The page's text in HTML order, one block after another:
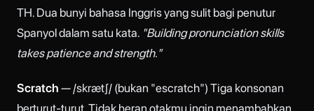
TH. Dua bunyi bahasa Inggris yang sulit bagi penutur
Spanyol dalam satu kata. "Building pronunciation skills
takes patience and strength."
Scratch — /skrætʃ/ (bukan "escratch") Tiga konsonan
berturut-turut. Tidak heran otakmu ingin menambahkan